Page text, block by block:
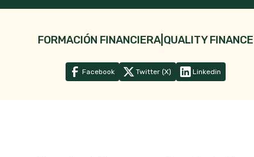
FORMACIÓN FINANCIERA| QUALITY FINANCE
Facebook Twitter (X) Linkedin